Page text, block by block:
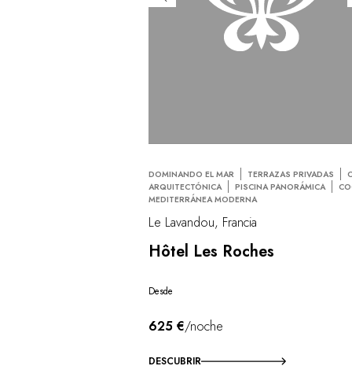
DOMINANDO EL MAR TERRAZAS PRIVADAS
ARQUITECTÓNICA
PISCINA PANORÁMICA
MEDITERRÁNEA MODERNA
Le Lavandou, Francia
Hôtel Les Roches
Desde
625 €/noche
DESCUBRIR